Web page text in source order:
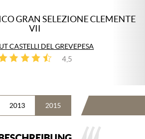
GRAN SELEZIONE CLEMENTE
VII
CASTELLI DEL GREVEPESA
4,5
2
2013 2015